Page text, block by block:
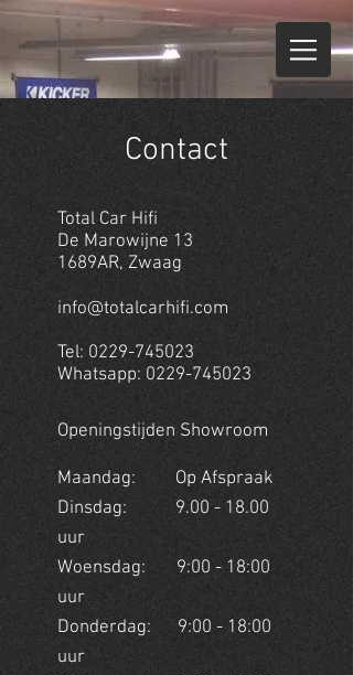
Contact
Total Car Hifi
De Marowijne 13
1689AR, Zwaag
info@totalcarhifi.com
Tel: 0229-745023
Whatsapp: 0229-745023
Openingstijden Showroom
Maandag: Op Afspraak
Dinsdag: 9.00 - 18.00
uur
Woensdag: 9:00 - 18:00
uur
Donderdag: 9:00 - 18:00
uur